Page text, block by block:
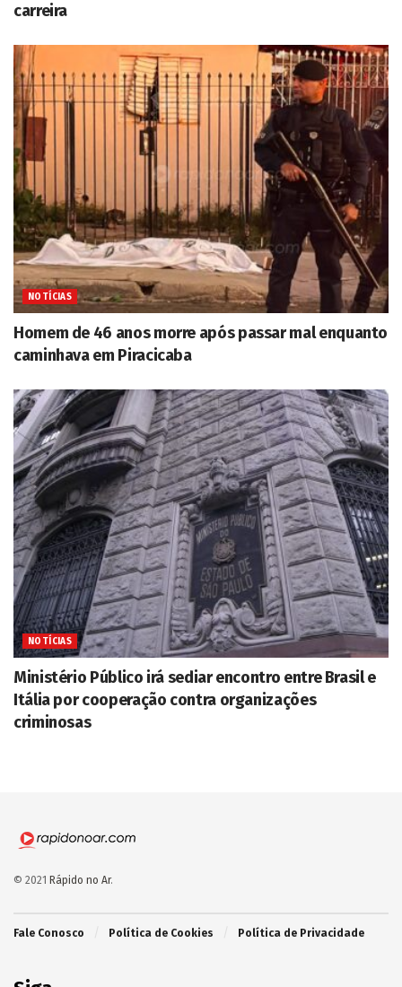
carreira
NOTÍCIAS
Homem de 46 anos morre após passar mal enquanto
caminhava em Piracicaba
NOTÍCIAS
Ministério Público irá sediar encontro entre Brasil e
Itália por cooperação contra organizações
criminosas
© 2021 Rápido no Ar.
Fale Conosco Política de Cookies Política de Privacidade